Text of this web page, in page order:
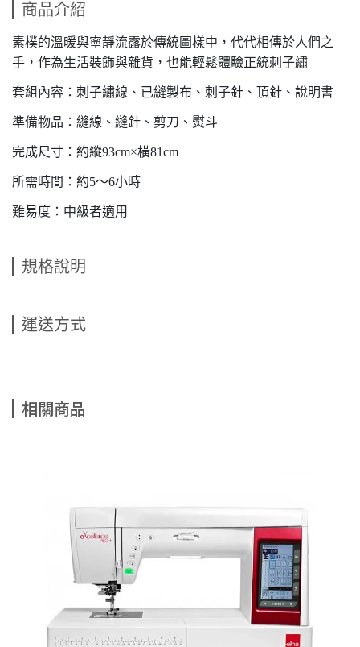
商品介紹
素樸的溫暖與寧靜流露於傳統圖樣中，代代相傳於人們之
手，作為生活裝飾與雜貨，也能輕鬆體驗正統刺子繡
套組內容：刺子繡線、已縫製布、刺子針、頂針、說明書
準備物品：縫線、縫針、剪刀、熨斗
完成尺寸：約縱93cm×橫81cm
所需時間：約5～6小時
難易度：中級者適用
規格說明
運送方式
相關商品